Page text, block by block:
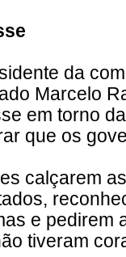
da
Marcelo
em torno
que os
calçarem
e pedirem
tiveram